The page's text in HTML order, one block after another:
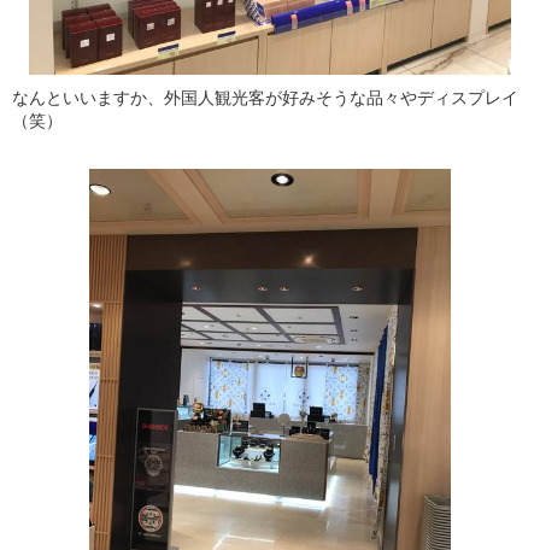
なんといいますか、外国人観光客が好みそうな品々やディスプレイ
（笑）